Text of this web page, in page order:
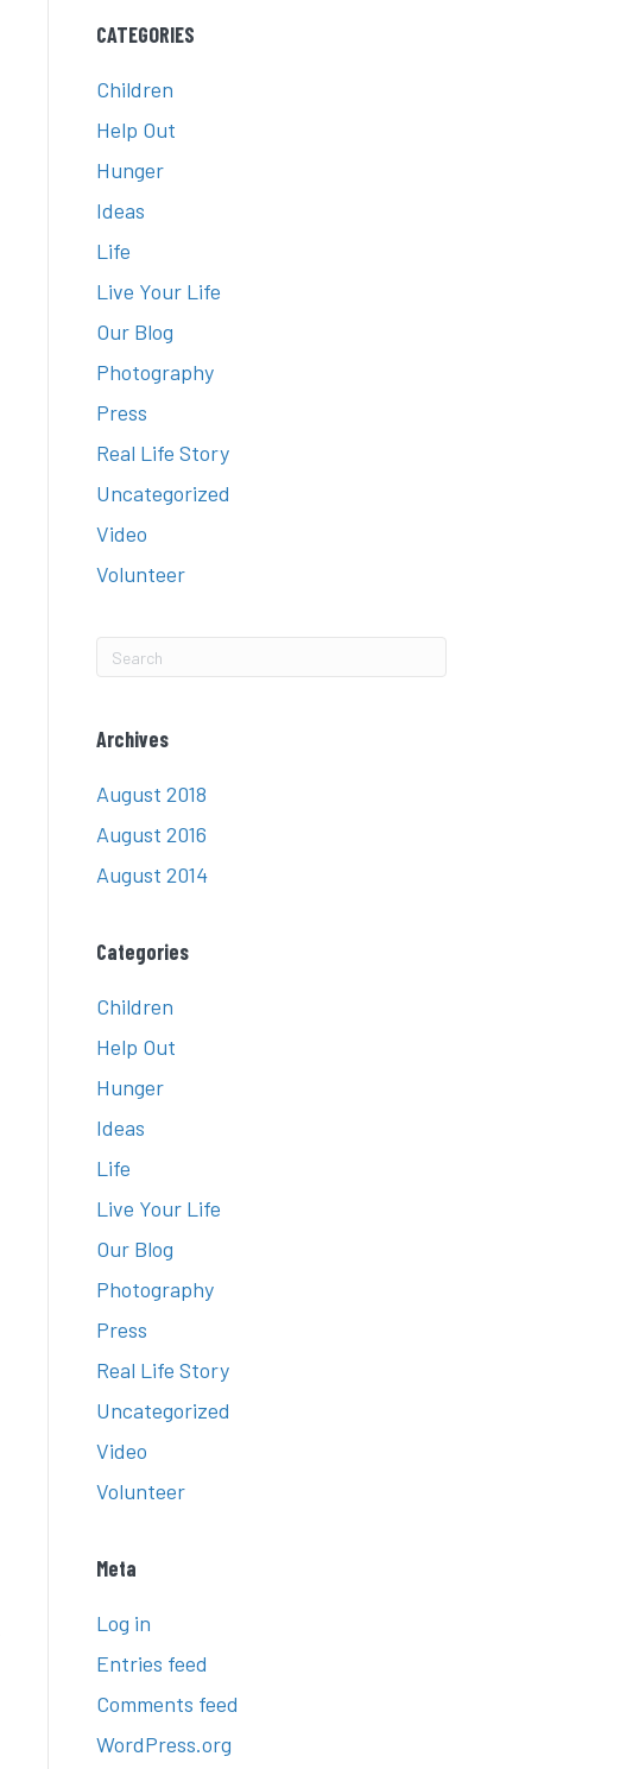
CATEGORIES
Children
Help Out
Hunger
Ideas
Life
Live Your Life
Our Blog
Photography
Press
Real Life Story
Uncategorized
Video
Volunteer
Archives
August 2018
August 2016
August 2014
Categories
Children
Help Out
Hunger
Ideas
Life
Live Your Life
Our Blog
Photography
Press
Real Life Story
Uncategorized
Video
Volunteer
Meta
Log in
Entries feed
Comments feed
WordPress.org